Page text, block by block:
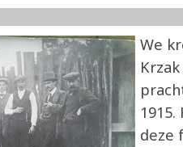
We
deze